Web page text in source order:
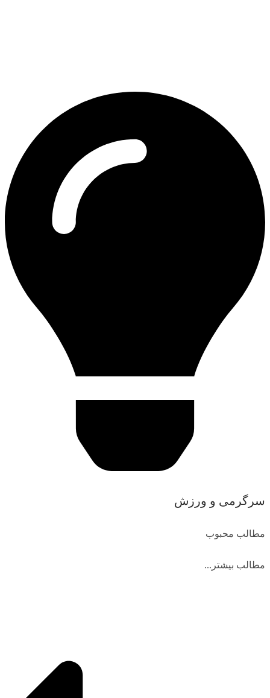
سرگرمی و ورزش
مطالب محبوب
مطالب بیشتر...